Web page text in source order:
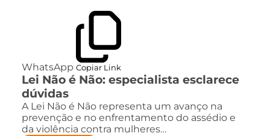
WhatsApp Copiar Link
Lei Não é Não: especialista esclarece
dúvidas
A Lei Não é Não representa um avanço na
prevenção e no enfrentamento do assédio e
da violência contra mulheres…